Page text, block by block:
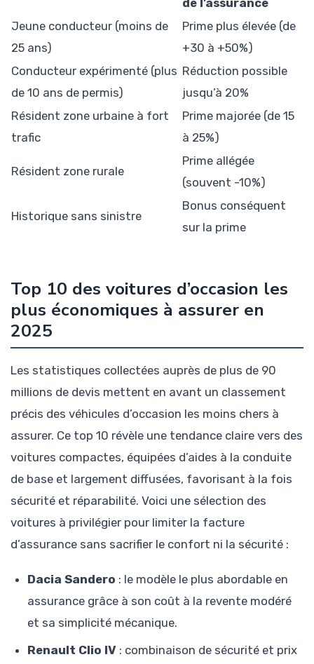
de l’assurance
Jeune conducteur (moins de
25 ans)
Prime plus élevée (de
+30 à +50%)
Conducteur expérimenté (plus
de 10 ans de permis)
Réduction possible
jusqu’à 20%
Résident zone urbaine à fort
trafic
Prime majorée (de 15
à 25%)
Résident zone rurale
Prime allégée
(souvent -10%)
Historique sans sinistre
Bonus conséquent
sur la prime
Top 10 des voitures d’occasion les
plus économiques à assurer en
2025
Les statistiques collectées auprès de plus de 90
millions de devis mettent en avant un classement
précis des véhicules d’occasion les moins chers à
assurer. Ce top 10 révèle une tendance claire vers des
voitures compactes, équipées d’aides à la conduite
de base et largement diffusées, favorisant à la fois
sécurité et réparabilité. Voici une sélection des
voitures à privilégier pour limiter la facture
d’assurance sans sacrifier le confort ni la sécurité :
Dacia Sandero : le modèle le plus abordable en
assurance grâce à son coût à la revente modéré
et sa simplicité mécanique.
Renault Clio IV : combinaison de sécurité et prix